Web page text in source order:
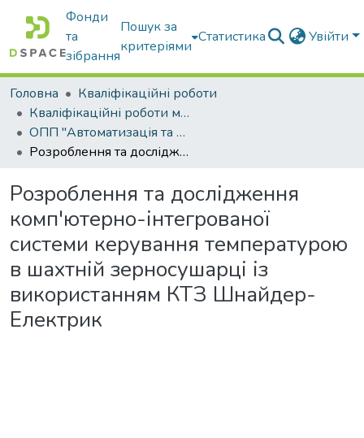
Фонди
та
зібрання
Пошук за
критеріями
Статистика Увійти
Головна
Кваліфікаційні роботи
Кваліфікаційні роботи магістрів
ОПП "Автоматизація та комп’ютерно-інтегровані технології"
Розроблення та дослідження комп'ютерно-інтегрованої системи керування температурою в шахтній зерносушарці із використанням КТЗ Шнайдер-Електрик
Розроблення та дослідження
комп'ютерно-інтегрованої
системи керування температурою
в шахтній зерносушарці із
використанням КТЗ Шнайдер-
Електрик